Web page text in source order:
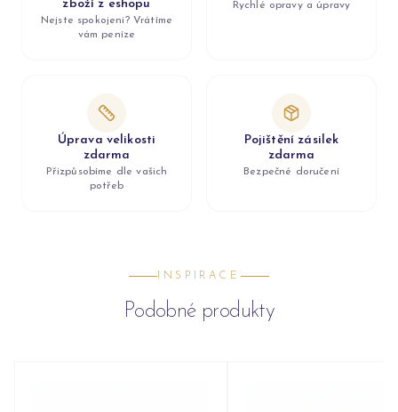
zboží z eshopu
Nejste spokojeni? Vrátíme
vám peníze
Rychlé opravy a úpravy
Úprava velikosti
zdarma
Přizpůsobíme dle vašich
potřeb
Pojištění zásilek
zdarma
Bezpečné doručení
INSPIRACE
Podobné produkty